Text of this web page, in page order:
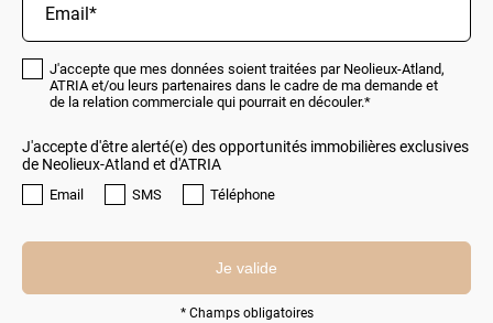
J'accepte que mes données soient traitées par Neolieux-Atland,
ATRIA et/ou leurs partenaires dans le cadre de ma demande et
de la relation commerciale qui pourrait en découler.*
J'accepte d'être alerté(e) des opportunités immobilières exclusives
de Neolieux-Atland et d'ATRIA
Email SMS Téléphone
Je valide
* Champs obligatoires